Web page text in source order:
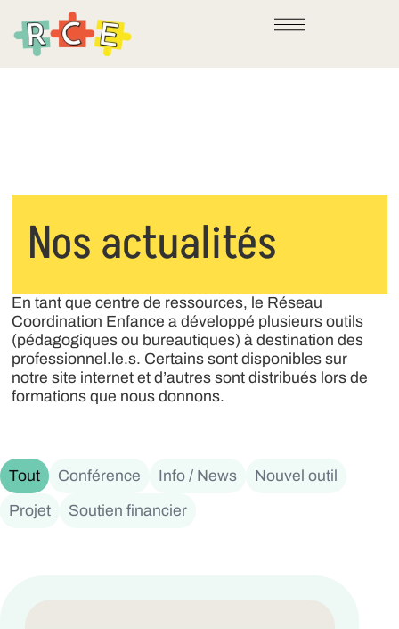
Nos actualités
En tant que centre de ressources, le Réseau
Coordination Enfance a développé plusieurs outils
(pédagogiques ou bureautiques) à destination des
professionnel.le.s. Certains sont disponibles sur
notre site internet et d’autres sont distribués lors de
formations que nous donnons.
Conférence Info / News Nouvel outil
Projet Soutien financier
Tout